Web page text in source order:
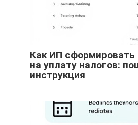
Как ИП сформировать
на уплату налогов:
инструкция